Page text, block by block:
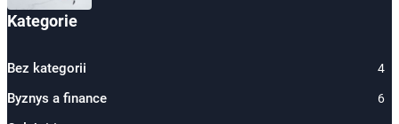
Kategorie
Bez kategorii 4
Byznys a finance 6